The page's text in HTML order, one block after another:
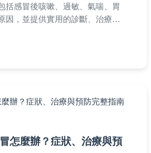
括感冒後咳嗽、過敏、氣喘、胃
因，並提供實用的診斷、治療與
，幫助你徹底解決咳嗽問題。
怎麼辦？症狀、治療與預